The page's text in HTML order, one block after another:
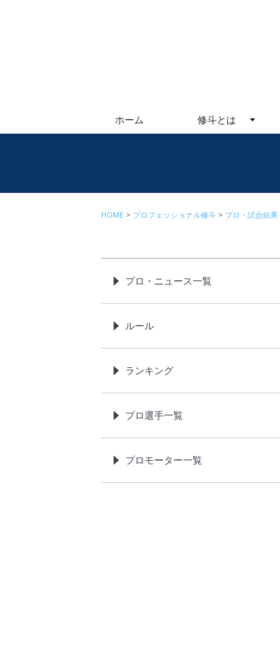
ホーム 修斗とは
HOME プロフェッショナル修斗 プロ・試合結果
プロ・ニュース一覧
ルール
ランキング
プロ選手一覧
プロモーター一覧